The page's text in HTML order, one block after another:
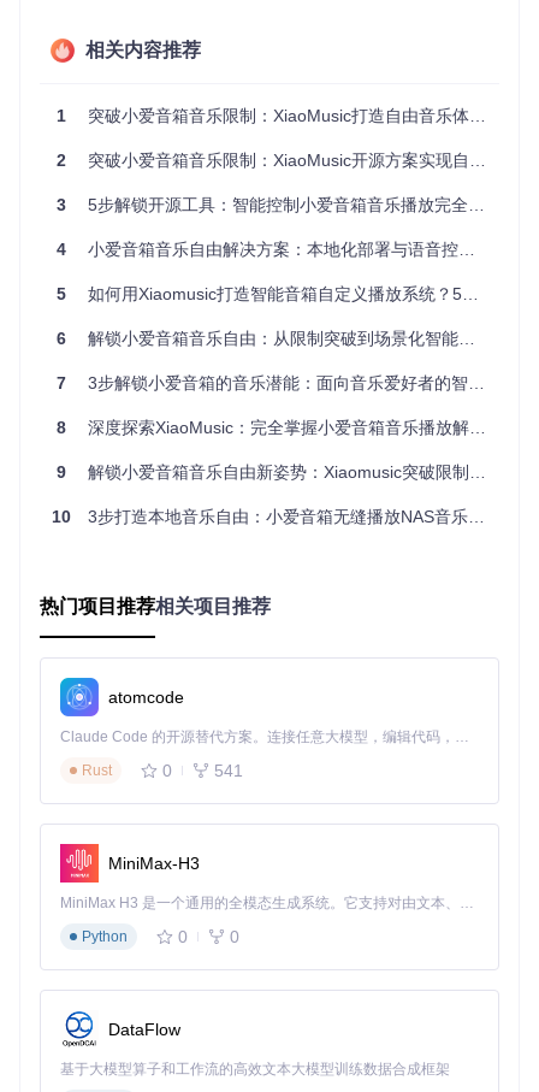
类似音乐领域的"翻译官"：一方面与小爱音箱建立通信通道，
另一方面管理本地音乐库和下载资源，将用户语音指令精准转
捷性，又突破了商业音乐服务的限制。
构建高效部署环境
部署xiaomusic系统就像搭建一个微型音乐服务器，需要合理
在开始部署前，请确保您的系统满足以下条件：
Docker Engine 20.10以上版本
至少2GB可用存储空间（音乐文件会持续增长）
稳定的互联网连接（用于音乐下载和设备通信）
⚠️ 常见误区：认为树莓派等低功耗设备足以运行系统。实
际上，音乐转码和网络请求需要一定计算资源，推荐使用
实施容器化部署
杂度
度
标准Docker命
令
ose
多服务协同、生产
环境
# 创建数据存储目录
mkdir -p ~/xiaomusic/{music,config}
# 启动容器
  -v ~/xiaomusic/music:/app/music \
  -v ~/xiaomusic/config:/app/conf \
  --restart unless-stopped \
相关内容推荐
1 突破小爱音箱音乐限制：XiaoMusic打造自由音乐体验全攻略
2 突破小爱音箱音乐限制：XiaoMusic开源方案实现自由播放全指南
3 5步解锁开源工具：智能控制小爱音箱音乐播放完全指南
4 小爱音箱音乐自由解决方案：本地化部署与语音控制全攻略
5 如何用Xiaomusic打造智能音箱自定义播放系统？5个步骤开启本地音乐自由
6 解锁小爱音箱音乐自由：从限制突破到场景化智能播放的全攻略
7 3步解锁小爱音箱的音乐潜能：面向音乐爱好者的智能改造指南
8 深度探索XiaoMusic：完全掌握小爱音箱音乐播放解锁技术
9 解锁小爱音箱音乐自由新姿势：Xiaomusic突破限制全攻略
10 3步打造本地音乐自由：小爱音箱无缝播放NAS音乐的完整解决方案
热门项目推荐相关项目推荐
atomcode
Claude Code 的开源替代方案。连接任意大模型，编辑代码，运行命令，自动验证 — 全自动执行。用 Rust 构建，极致性能。 ｜ An open-source alternative to Claude Code. Connect any LLM, edit code, run commands, and verify changes — autonomously. Built in Rust for speed. Get Started
Rust
0 541
MiniMax-H3
MiniMax H3 是一个通用的全模态生成系统。它支持对由文本、图像、视频和音频组成的多模态上下文进行统一理解，并能生成分辨率高达 2K、时长可达 15 秒的带原生立体声音频的视频。得益于面向任务泛化的系统设计，H3 在预训练阶段就已具备广泛的多模态上下文理解与生成能力，能够出色地执行复杂的多模态指令。
Python
0 0
DataFlow
基于大模型算子和工作流的高效文本大模型训练数据合成框架